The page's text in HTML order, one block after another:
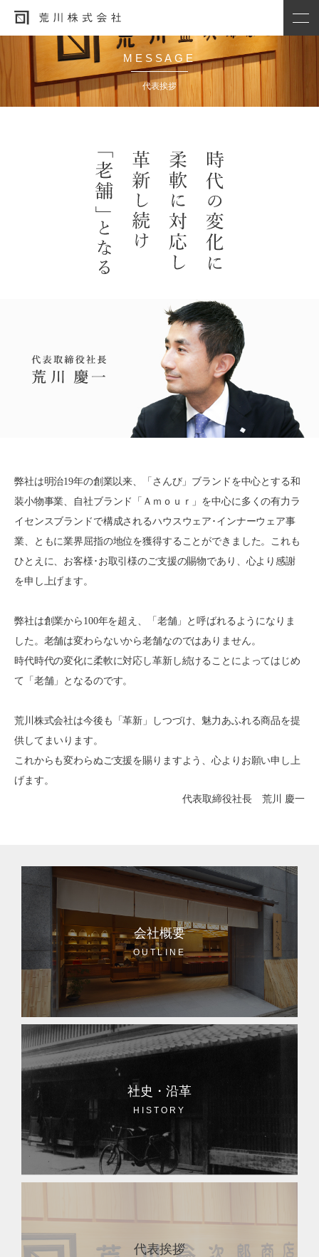
会社概要
JP EN
MESSAGE
代表挨拶
弊社は明治19年の創業以来、「さんび」ブランドを中心とする和
装小物事業、自社ブランド「Ａｍｏｕｒ」を中心に多くの有力ラ
イセンスブランドで構成されるハウスウェア･インナーウェア事
業、ともに業界屈指の地位を獲得することができました。これも
ひとえに、お客様･お取引様のご支援の賜物であり、心より感謝
を申し上げます。
弊社は創業から100年を超え、「老舗」と呼ばれるようになりま
した。老舗は変わらないから老舗なのではありません。
時代時代の変化に柔軟に対応し革新し続けることによってはじめ
て「老舗」となるのです。
荒川株式会社は今後も「革新」しつづけ、魅力あふれる商品を提
供してまいります。
これからも変わらぬご支援を賜りますよう、心よりお願い申し上
げます。
代表取締役社長
荒川 慶一
会社概要
OUTLINE
社史・沿革
HISTORY
代表挨拶